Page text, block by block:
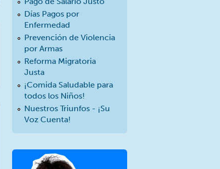
Días Pagos por
Enfermedad
Prevención de Violencia
por Armas
Reforma Migratoria
Justa
¡Comida Saludable para
todos los Niños!
Nuestros Triunfos - ¡Su
Voz Cuenta!